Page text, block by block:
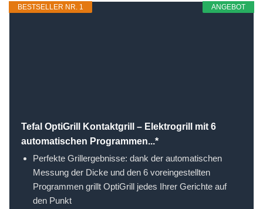
ANGEBOT
BESTSELLER NR. 1
Tefal OptiGrill Kontaktgrill – Elektrogrill mit 6
automatischen Programmen...*
Perfekte Grillergebnisse: dank der automatischen
Messung der Dicke und den 6 voreingestellten
Programmen grillt OptiGrill jedes Ihrer Gerichte auf
den Punkt